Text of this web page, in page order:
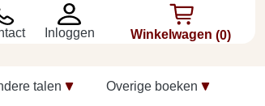
Inloggen Winkelwagen (0)
talen Overige boeken